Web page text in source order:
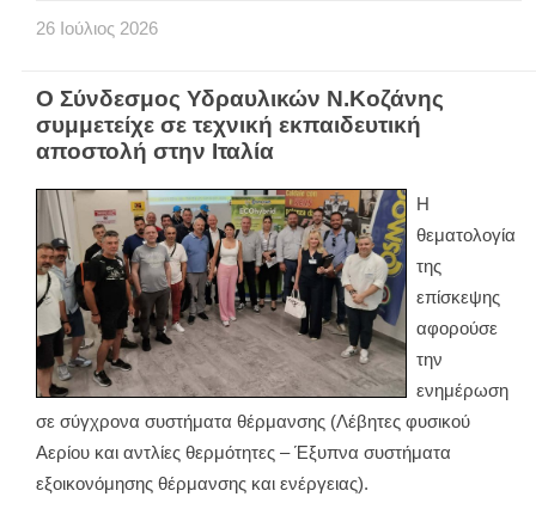
26 Ιούλιος 2026
Ο Σύνδεσμος Υδραυλικών Ν.Κοζάνης
συμμετείχε σε τεχνική εκπαιδευτική
αποστολή στην Ιταλία
Η
θεματολογία
της
επίσκεψης
αφορούσε
την
ενημέρωση
σε σύγχρονα συστήματα θέρμανσης (Λέβητες φυσικού
Αερίου και αντλίες θερμότητες – Έξυπνα συστήματα
εξοικονόμησης θέρμανσης και ενέργειας).